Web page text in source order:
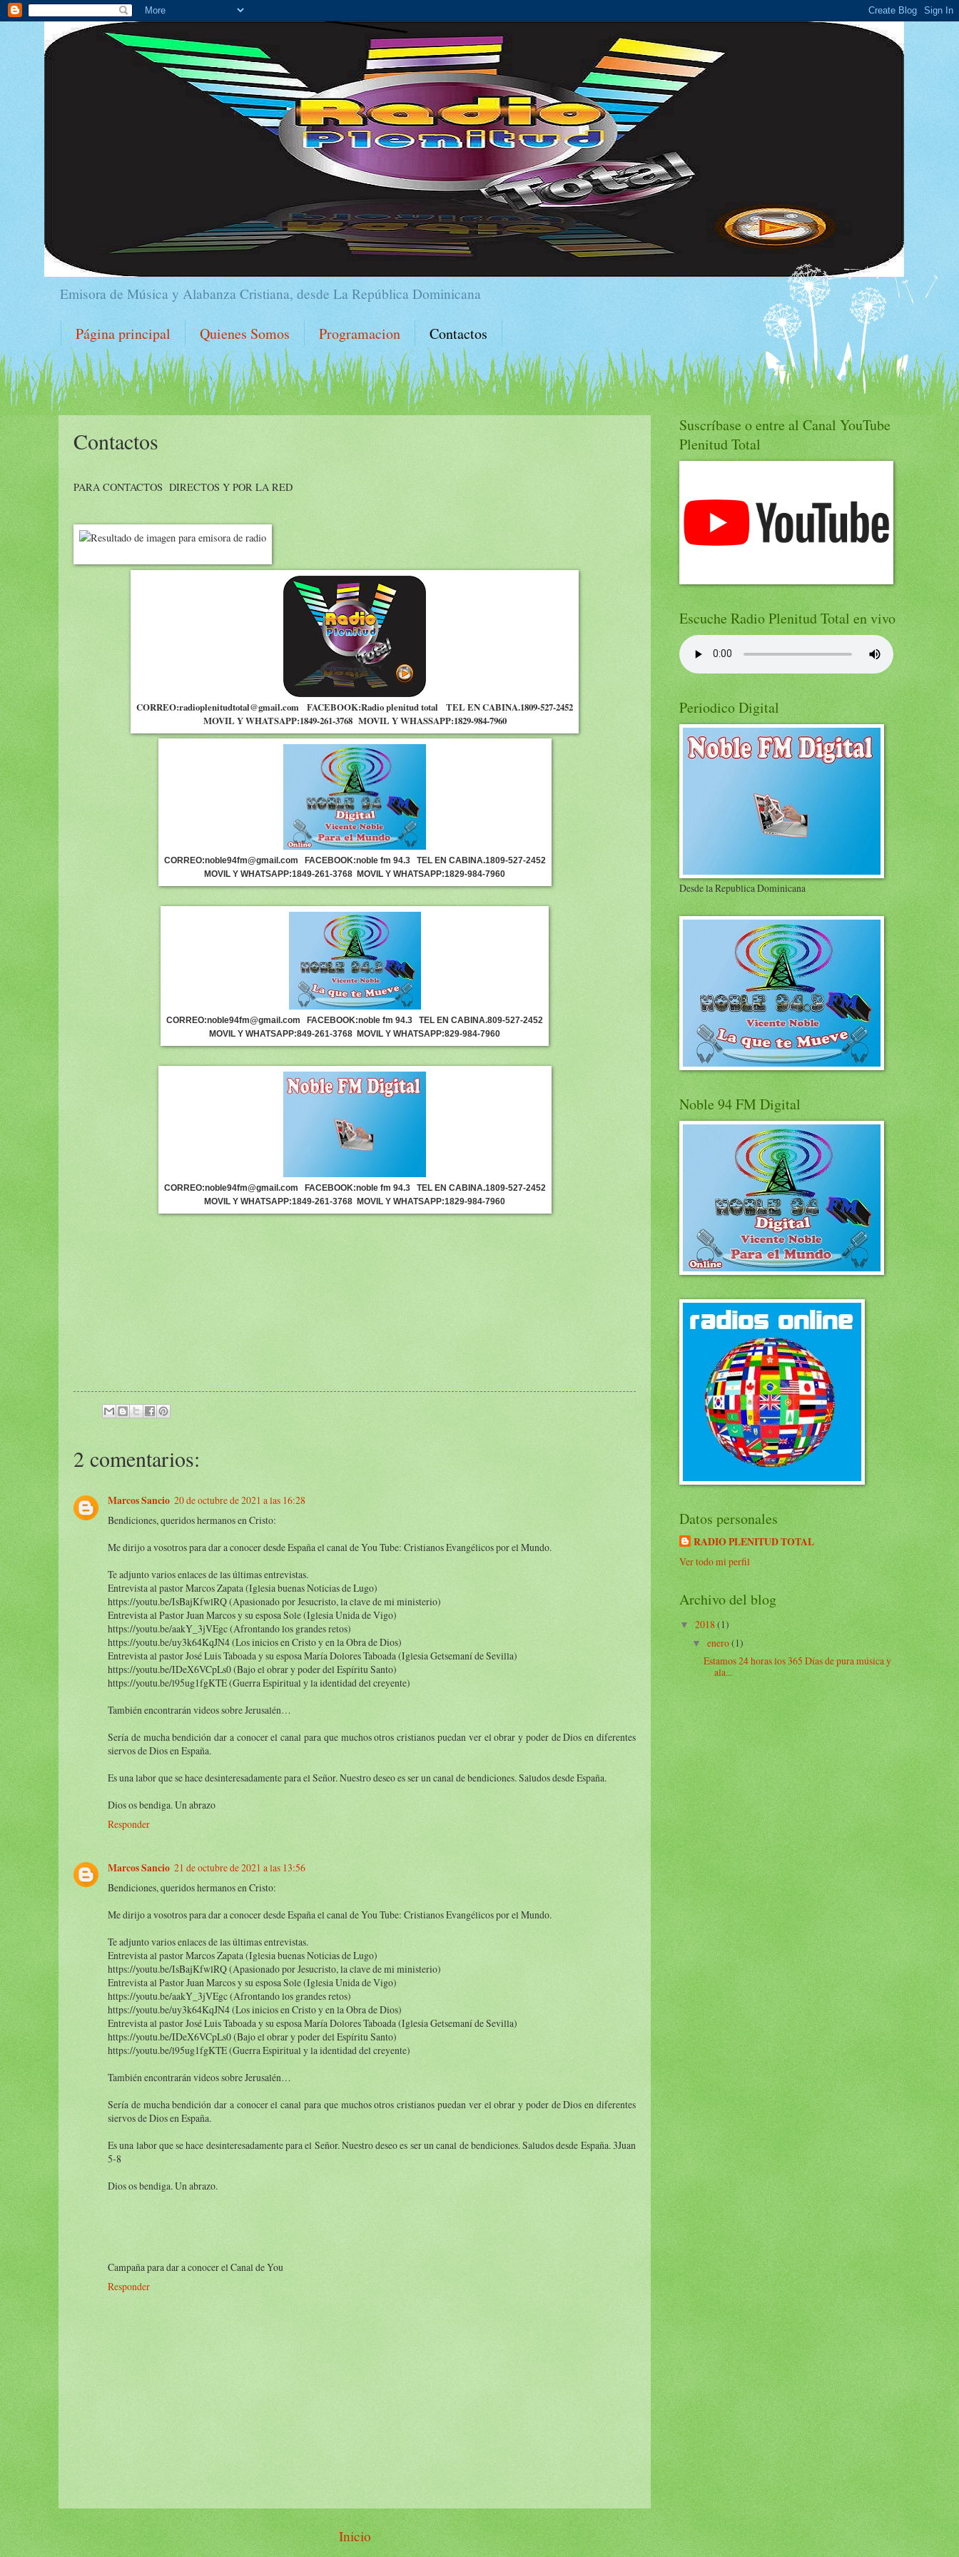
Emisora de Música y Alabanza Cristiana, desde La República Dominicana
Página principal Quienes Somos Programacion Contactos
Contactos
PARA CONTACTOS DIRECTOS Y POR LA RED
CORREO:radioplenitudtotal@gmail.com FACEBOOK:Radio plenitud total TEL EN CABINA.1809-527-2452
MOVIL Y WHATSAPP:1849-261-3768 MOVIL Y WHASSAPP:1829-984-7960
CORREO:noble94fm@gmail.com FACEBOOK:noble fm 94.3 TEL EN CABINA.1809-527-2452
MOVIL Y WHATSAPP:1849-261-3768 MOVIL Y WHATSAPP:1829-984-7960
CORREO:noble94fm@gmail.com FACEBOOK:noble fm 94.3 TEL EN CABINA.809-527-2452
MOVIL Y WHATSAPP:849-261-3768 MOVIL Y WHATSAPP:829-984-7960
CORREO:noble94fm@gmail.com FACEBOOK:noble fm 94.3 TEL EN CABINA.1809-527-2452
MOVIL Y WHATSAPP:1849-261-3768 MOVIL Y WHATSAPP:1829-984-7960
2 comentarios:
Marcos Sancio 20 de octubre de 2021 a las 16:28
Bendiciones, queridos hermanos en Cristo:
Me dirijo a vosotros para dar a conocer desde España el canal de You Tube: Cristianos Evangélicos por el Mundo.
Te adjunto varios enlaces de las últimas entrevistas.
Entrevista al pastor Marcos Zapata (Iglesia buenas Noticias de Lugo)
https://youtu.be/IsBajKfwlRQ (Apasionado por Jesucristo, la clave de mi ministerio)
Entrevista al Pastor Juan Marcos y su esposa Sole (Iglesia Unida de Vigo)
https://youtu.be/aakY_3jVEgc (Afrontando los grandes retos)
https://youtu.be/uy3k64KqJN4 (Los inicios en Cristo y en la Obra de Dios)
Entrevista al pastor José Luis Taboada y su esposa María Dolores Taboada (Iglesia Getsemaní de Sevilla)
https://youtu.be/IDeX6VCpLs0 (Bajo el obrar y poder del Espíritu Santo)
https://youtu.be/l95ug1fgKTE (Guerra Espiritual y la identidad del creyente)
También encontrarán videos sobre Jerusalén…
Sería de mucha bendición dar a conocer el canal para que muchos otros cristianos puedan ver el obrar y poder de Dios en diferentes
siervos de Dios en España.
Es una labor que se hace desinteresadamente para el Señor. Nuestro deseo es ser un canal de bendiciones. Saludos desde España.
Dios os bendiga. Un abrazo
Responder
Marcos Sancio 21 de octubre de 2021 a las 13:56
Bendiciones, queridos hermanos en Cristo:
Me dirijo a vosotros para dar a conocer desde España el canal de You Tube: Cristianos Evangélicos por el Mundo.
Te adjunto varios enlaces de las últimas entrevistas.
Entrevista al pastor Marcos Zapata (Iglesia buenas Noticias de Lugo)
https://youtu.be/IsBajKfwlRQ (Apasionado por Jesucristo, la clave de mi ministerio)
Entrevista al Pastor Juan Marcos y su esposa Sole (Iglesia Unida de Vigo)
https://youtu.be/aakY_3jVEgc (Afrontando los grandes retos)
https://youtu.be/uy3k64KqJN4 (Los inicios en Cristo y en la Obra de Dios)
Entrevista al pastor José Luis Taboada y su esposa María Dolores Taboada (Iglesia Getsemaní de Sevilla)
https://youtu.be/IDeX6VCpLs0 (Bajo el obrar y poder del Espíritu Santo)
https://youtu.be/l95ug1fgKTE (Guerra Espiritual y la identidad del creyente)
También encontrarán videos sobre Jerusalén…
Sería de mucha bendición dar a conocer el canal para que muchos otros cristianos puedan ver el obrar y poder de Dios en diferentes
siervos de Dios en España.
Es una labor que se hace desinteresadamente para el Señor. Nuestro deseo es ser un canal de bendiciones. Saludos desde España. 3Juan
5-8
Dios os bendiga. Un abrazo.
Campaña para dar a conocer el Canal de You
Responder
Inicio
Suscríbase o entre al Canal YouTube
Plenitud Total
Escuche Radio Plenitud Total en vivo
Periodico Digital
Desde la Republica Dominicana
Noble 94 FM Digital
Datos personales
RADIO PLENITUD TOTAL
Ver todo mi perfil
Archivo del blog
▼ 2018(1)
▼enero(1)
Estamos 24 horas los 365 Días de pura música y
ala...